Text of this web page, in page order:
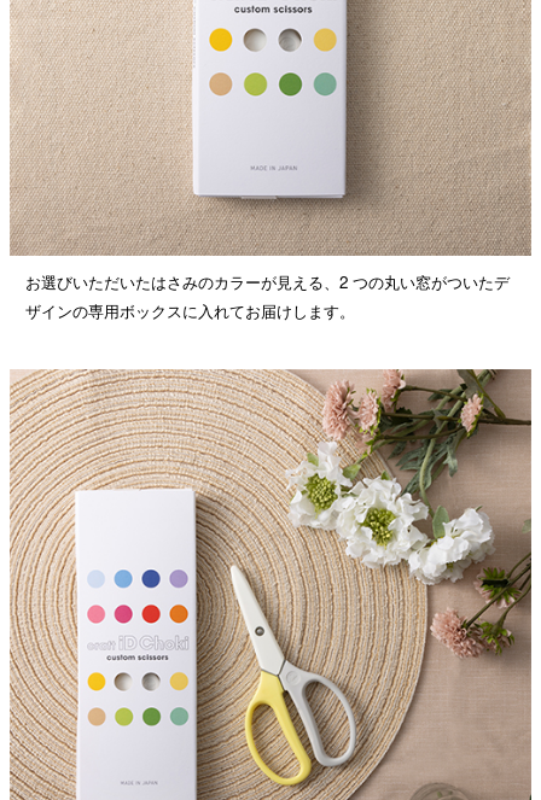
お選びいただいたはさみのカラーが見える、2 つの丸い窓がついたデ
ザインの専用ボックスに入れてお届けします。